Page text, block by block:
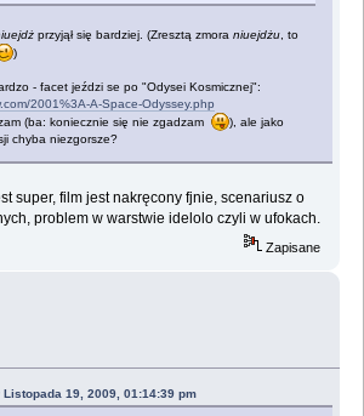
przyjął się bardziej. (Zresztą zmoraniuejdżu , to
)
- facet jeździ se po "Odysei Kosmicznej":
2001%3A-A-Space-Odyssey.php
(ba: koniecznie się nie zgadzam
), ale jako
chyba niezgorsze?
super, film jest nakręcony fjnie, scenariusz o
problem w warstwie idelolo czyli w ufokach.
Zapisane
19, 2009, 01:14:39 pm